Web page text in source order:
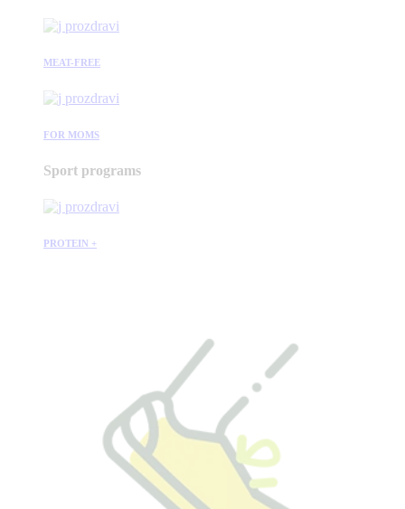
MEAT-FREE
FOR MOMS
Sport programs
PROTEIN +